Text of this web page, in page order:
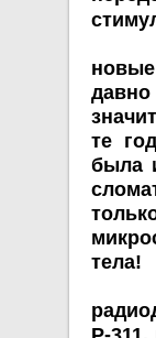
те
была
тела!